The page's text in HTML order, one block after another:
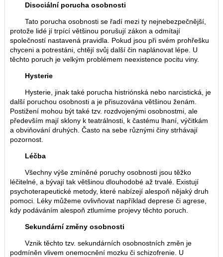
Disociální porucha osobnosti
Tato porucha osobnosti se řadí mezi ty nejnebezpečnější,
protože lidé jí trpící většinou porušují zákon a odmítají
společností nastavená pravidla. Pokud jsou při svém prohřešku
chyceni a potrestáni, chtějí svůj další čin naplánovat lépe. U
těchto poruch je velkým problémem neexistence pocitu viny.
Hysterie
Hysterie, jinak také porucha histriónská nebo narcistická, je
další poruchou osobnosti a je přisuzována většinou ženám.
Postižení mohou být také tzv. rozdvojenými osobnostmi, ale
především mají sklony k teatrálnosti, k častému lhaní, výčitkám
a obviňování druhých. Často na sebe různými činy strhávají
pozornost.
Léčba
Všechny výše zmíněné poruchy osobnosti jsou těžko
léčitelné, a bývají tak většinou dlouhodobé až trvalé. Existují
psychoterapeutické metody, které nabízejí alespoň nějaký druh
pomoci. Léky můžeme ovlivňovat například deprese či agrese,
kdy podáváním alespoň ztlumíme projevy těchto poruch.
Sekundární změny osobnosti
Vznik těchto tzv. sekundárních osobnostních změn je
podmíněn vlivem onemocnění mozku či schizofrenie. U